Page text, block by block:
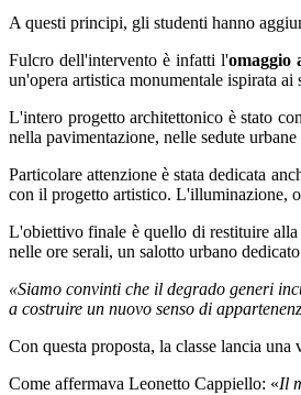
A questi principi, gli studenti hanno
Fulcro dell'intervento è infatti l'omaggio
un'opera artistica monumentale ispirata
L'intero progetto architettonico è stato
nella pavimentazione, nelle sedute
Particolare attenzione è stata dedicata
con il progetto artistico. L'illuminazione,
L'obiettivo finale è quello di restituire
nelle ore serali, un salotto urbano
«Siamo convinti che il degrado generi
a costruire un nuovo senso di
Con questa proposta, la classe lancia
Come affermava Leonetto Cappiello: «Il